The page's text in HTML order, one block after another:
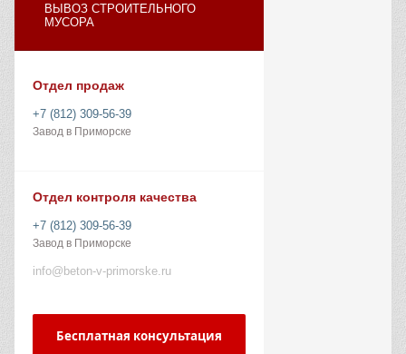
ВЫВОЗ СТРОИТЕЛЬНОГО
МУСОРА
Отдел продаж
+7 (812) 309-56-39
Завод в Приморске
Отдел контроля качества
+7 (812) 309-56-39
Завод в Приморске
info@beton-v-primorske.ru
Бесплатная консультация